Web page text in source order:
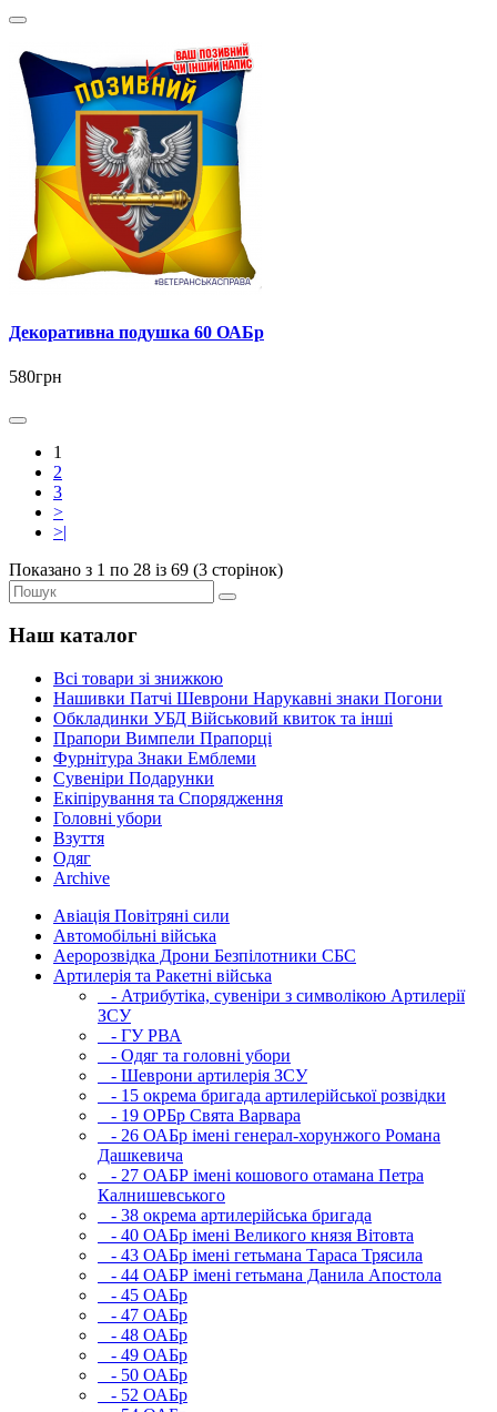
Декоративна подушка 60 ОАБр
580грн
1
2
3
>
>|
Показано з 1 по 28 із 69 (3 сторінок)
Наш каталог
Всі товари зі знижкою
Нашивки Патчі Шеврони Нарукавні знаки Погони
Обкладинки УБД Військовий квиток та інші
Прапори Вимпели Прапорці
Фурнітура Знаки Емблеми
Сувеніри Подарунки
Екіпірування та Спорядження
Головні убори
Взуття
Одяг
Archive
Авіація Повітряні сили
Автомобільні війська
Аеророзвідка Дрони Безпілотники СБС
Артилерія та Ракетні війська
- Атрибутіка, сувеніри з символікою Артилерії
ЗСУ
- ГУ РВА
- Одяг та головні убори
- Шеврони артилерія ЗСУ
- 15 окрема бригада артилерійської розвідки
- 19 ОРБр Свята Варвара
- 26 ОАБр імені генерал-хорунжого Романа
Дашкевича
- 27 ОАБР імені кошового отамана Петра
Калнишевського
- 38 окрема артилерійська бригада
- 40 ОАБр імені Великого князя Вітовта
- 43 ОАБр імені гетьмана Тараса Трясила
- 44 ОАБР імені гетьмана Данила Апостола
- 45 ОАБр
- 47 ОАБр
- 48 ОАБр
- 49 ОАБр
- 50 ОАБр
- 52 ОАБр